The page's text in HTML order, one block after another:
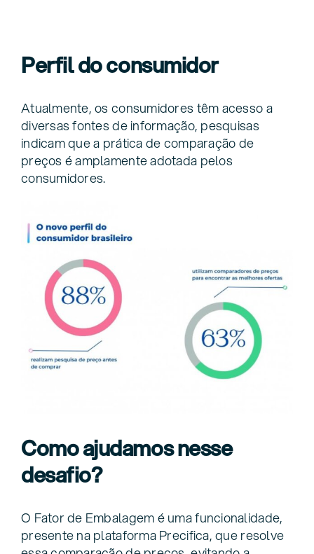
Perfil do consumidor
Atualmente, os consumidores têm acesso a
diversas fontes de informação, pesquisas
indicam que a prática de comparação de
preços é amplamente adotada pelos
consumidores.
Como ajudamos nesse
desafio?
O Fator de Embalagem é uma funcionalidade,
presente na plataforma Precifica, que resolve